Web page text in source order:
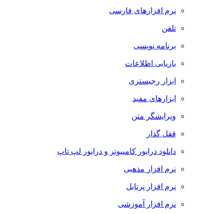
نرم افزارهای فارسی
تلفن
برنامه نویسی
بازیابی اطلاعات
ابزار رجیستری
ابزارهای مفید
ویرایشگر متن
قفل گذار
دانلود درایور کامپیوتر و درایور لپ تاپ
نرم افزار مذهبی
نرم افزار پرتابل
نرم افزار آموزشی